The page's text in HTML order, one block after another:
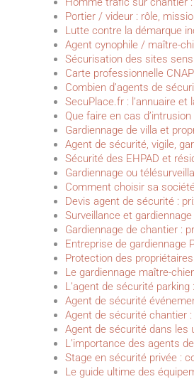
Portier / videur : rôle,
Lutte contre la démarque
Agent cynophile / maître-
Sécurisation des sites
Carte professionnelle
Combien d’agents de
SecuPlace.fr : l’annuaire
Que faire en cas
Gardiennage de villa et
Agent de sécurité, vigile,
Sécurité des EHPAD et
Gardiennage ou
Comment choisir sa
Devis agent de sécurité :
Surveillance et
Gardiennage de chantier :
Entreprise de gardiennage
Protection des
Le gardiennage maître-
L’agent de sécurité
Agent de sécurité
Agent de sécurité chantier
Agent de sécurité dans les
L’importance des agents
Stage en sécurité privée :
Le guide ultime des